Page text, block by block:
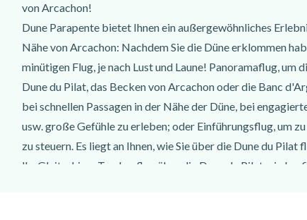
von Arcachon!
Dune Parapente bietet Ihnen ein außergewöhnliches
Nähe von Arcachon: Nachdem Sie die Düne erklommen
minütigen Flug, je nach Lust und Laune! Panoramaflug, um
Dune du Pilat, das Becken von Arcachon oder die Banc
bei schnellen Passagen in der Nähe der Düne, bei
usw. große Gefühle zu erleben; oder Einführungsflug, um
zu steuern. Es liegt an Ihnen, wie Sie über die Dune du Pilat
Ihr Gleitschirm-Tandemflug über die Dune du Pilat wird